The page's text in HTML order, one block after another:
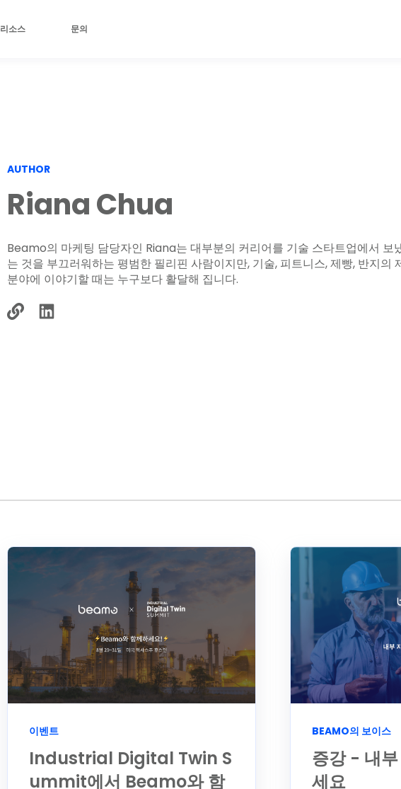
리소스 문의
AUTHOR
Riana Chua
Beamo의 마케팅 담당자인 Riana는 대부분의 커리어를 기술 스타트업에서 보
는 것을 부끄러워하는 평범한 필리핀 사람이지만, 기술, 피트니스, 제빵, 반지의
분야에 이야기할 때는 누구보다 활달해 집니다.
이벤트
Industrial Digital Twin S
ummit에서 Beamo와 함
BEAMO의 보이스
증강 - 내
세요